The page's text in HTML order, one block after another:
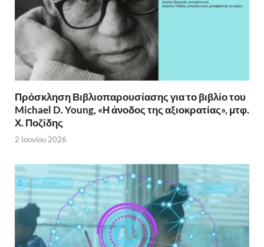
Πρόσκληση Βιβλιοπαρουσίασης για το βιβλίο του
Michael D. Young, «Η άνοδος της αξιοκρατίας», μτφ.
Χ. Ποζίδης
2 Ιουνίου 2026